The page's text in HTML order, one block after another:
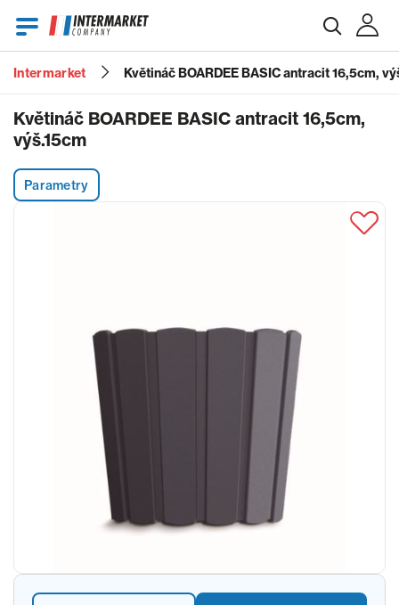
Heslo
Intermarket Květináč BOARDEE BASIC antracit 16,5cm,
Květináč BOARDEE BASIC antracit 16,5cm,
výš.15cm
Parametry